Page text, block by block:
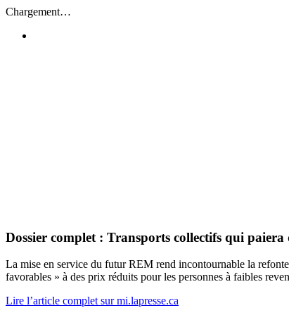
Passer
contenu
Chargement…
Dossier complet : Transports collectifs qui paiera
La mise en service du futur REM rend incontournable la
favorables » à des prix réduits pour les personnes à faibles
Lire l’article complet sur mi.lapresse.ca